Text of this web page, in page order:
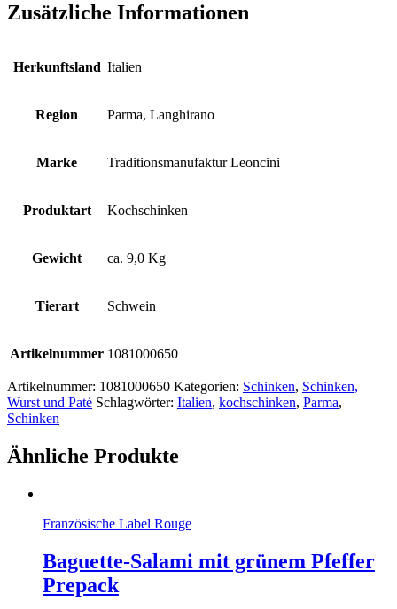
Zusätzliche Informationen
Herkunftsland Italien
Region Parma, Langhirano
Marke Traditionsmanufaktur Leoncini
Produktart Kochschinken
Gewicht ca. 9,0 Kg
Tierart Schwein
Artikelnummer 1081000650
Artikelnummer: 1081000650 Kategorien: Schinken, Schinken,
Wurst und Paté Schlagwörter: Italien, kochschinken, Parma,
Schinken
Ähnliche Produkte
Französische Label Rouge
Baguette-Salami mit grünem Pfeffer
Prepack